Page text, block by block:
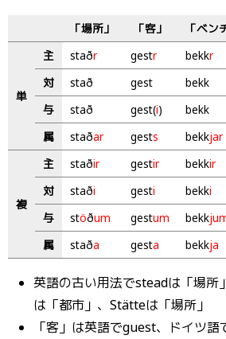
「場所」 「客」 「ベン
単
主 staðr gestr bekkr
対
stað gest
bekk
与
stað gest(i)
bekk
属
staðar gests bekkjar
複
主 staðir gestir bekkir
対
staði gesti bekki
与
stöðum gestum bekk
属
staða gesta bekkja
英語の古い用法でsteadは「場所
は「都市」、Stätteは「場所」
「客」は英語でguest、ドイツ語